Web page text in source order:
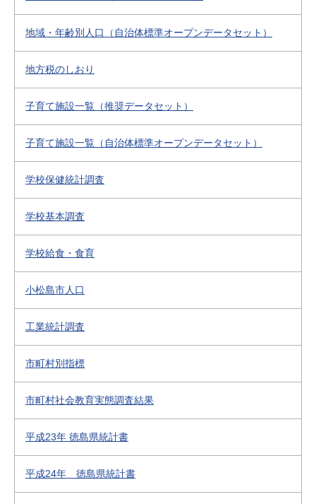
地域・年齢別人口（自治体標準オープンデータセット）
地方税のしおり
子育て施設一覧（推奨データセット）
子育て施設一覧（自治体標準オープンデータセット）
学校保健統計調査
学校基本調査
学校給食・食育
小松島市人口
工業統計調査
市町村別指標
市町村社会教育実態調査結果
平成23年 徳島県統計書
平成24年 徳島県統計書